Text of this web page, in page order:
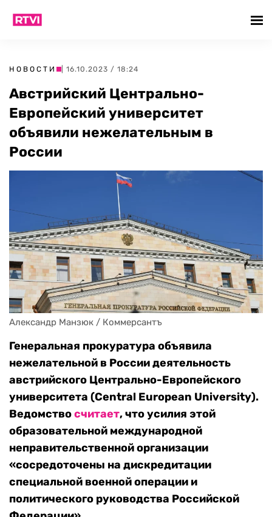
НОВОСТИ | 16.10.2023 / 18:24
Австрийский Центрально-
Европейский университет
объявили нежелательным в
России
Александр Манзюк / Коммерсантъ
Генеральная прокуратура объявила
нежелательной в России деятельность
австрийского Центрально-Европейского
университета (Central European University).
Ведомствосчитает, что усилия этой
образовательной международной
неправительственной организации
«сосредоточены на дискредитации
специальной военной операции и
политического руководства Российской